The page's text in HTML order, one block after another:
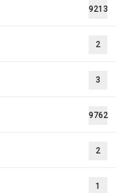
9213
2
3
9762
2
1